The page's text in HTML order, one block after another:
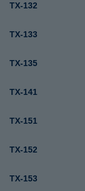
TX-132
TX-133
TX-135
TX-141
TX-151
TX-152
TX-153